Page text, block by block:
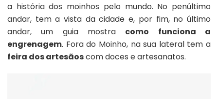
a história dos moinhos pelo mundo. No penúltimo
andar, tem a vista da cidade e, por fim, no último
andar, um guia mostra como funciona a
engrenagem. Fora do Moinho, na sua lateral tem a
feira dos artesãoscom doces e artesanatos.